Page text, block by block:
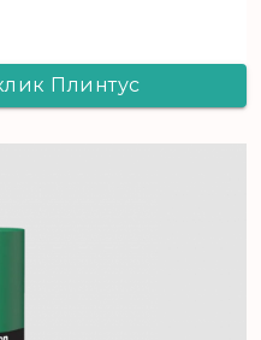
Плинтус